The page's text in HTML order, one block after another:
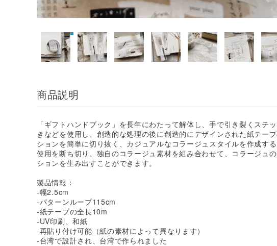
商品説明
「ギフトハンドブック」を長年にわたって解体し、手で引き裂くステ
きなどを使用し、創造的な処理の後に創造的にデザインされた紙テー
ションを簡単に切り抜く、カジュアルなコラージュスタイルを作成す
使用を断ち切り、独自のコラージュ素材を組み合わせて、コラージュ
ションを生み出すことができます。
製品情報：
-幅2.5cm
-パターンループ115cm
-紙テープの全長10m
-UV印刷、和紙
-再貼り付け可能（紙の素材によって異なります）
-台湾で設計され、台湾で作られました